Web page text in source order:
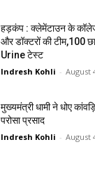
हड़कंप : क्लेमेंटाउन के
और डॉक्टरों की टीम,100
Urine टेस्ट
Indresh Kohli - August
मुख्यमंत्री धामी ने धोए
परोसा प्रसाद
Indresh Kohli - August